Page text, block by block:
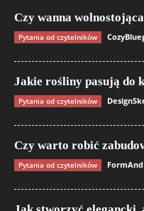
Czy wanna
Pytania od czytelników
Jakie rośliny pasują do
Pytania od czytelników
Czy warto robić
Pytania od czytelników